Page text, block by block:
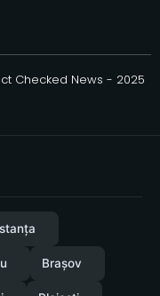
Checked News - 2025
Brașov